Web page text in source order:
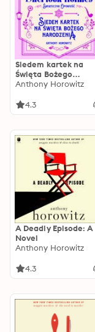
Siedem kartek na
Święta Bożego
Narodzenia
Anthony Horowitz
4.3
A Deadly Episode: A
Novel
Anthony Horowitz
4.3